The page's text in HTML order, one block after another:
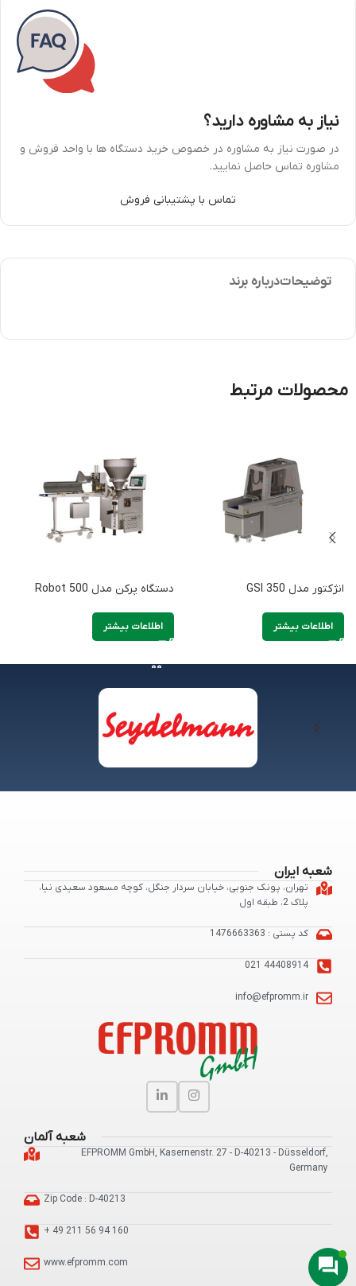
نیاز به مشاوره دارید؟
در صورت نیاز به مشاوره در خصوص خرید دستگاه ها با واحد فروش و
مشاوره تماس حاصل نمایید.
تماس با پشتیبانی فروش
توضیحاتدرباره برند
محصولات مرتبط
انژکتور مدل GSI 350
اطلاعات بیشتر
دستگاه پرکن مدل Robot 500
اطلاعات بیشتر
شعبه ایران
تهران، پونک جنوبی، خیابان سردار جنگل، کوچه مسعود سعیدی نیا،
پلاک 2، طبقه اول
کد پستی : 1476663363
44408914 021
info@efpromm.ir
شعبه آلمان
EFPROMM GmbH, Kasernenstr. 27 - D-40213 - Düsseldorf,
Germany
Zip Code : D-40213
160 94 56 211 49 +
www.efpromm.com